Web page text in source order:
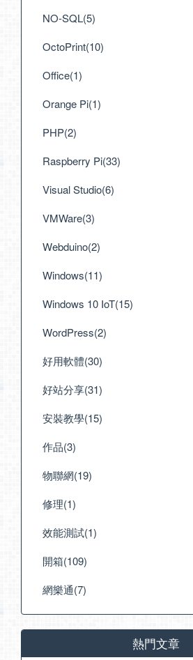
NO-SQL(5)
OctoPrint(10)
Office(1)
Orange Pi(1)
PHP(2)
Raspberry Pi(33)
Visual Studio(6)
VMWare(3)
Webduino(2)
Windows(11)
Windows 10 IoT(15)
WordPress(2)
好用軟體(30)
好站分享(31)
安裝教學(15)
作品(3)
物聯網(19)
修理(1)
效能測試(1)
開箱(109)
網樂通(7)
熱門文章